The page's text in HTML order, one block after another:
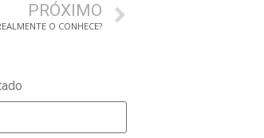
PRÓXIMO
O CONHECE?